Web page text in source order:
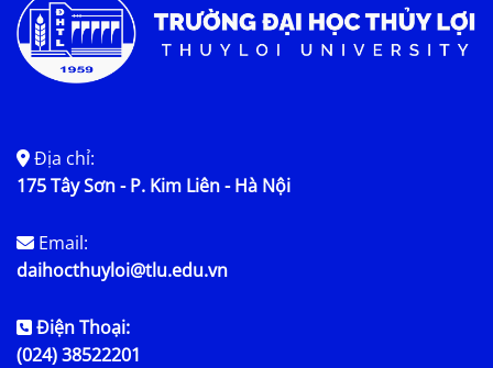
Địa chỉ:
175 Tây Sơn - P. Kim Liên - Hà Nội
Email:
daihocthuyloi@tlu.edu.vn
Điện Thoại:
(024) 38522201